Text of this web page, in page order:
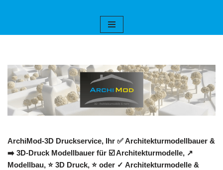
ArchiMod-3D Druckservice, Ihr ✅ Architekturmodellbauer &
➡️ 3D-Druck Modellbauer für ☑️ Architekturmodelle, ↗️
Modellbau, ⭐ 3D Druck, ⭐ oder ✓ Architekturmodelle &